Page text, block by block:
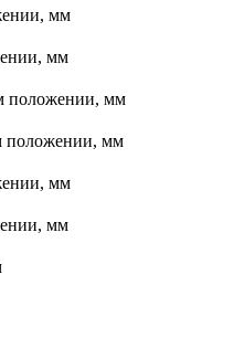
мм
мм
положении, мм
положении, мм
мм
мм